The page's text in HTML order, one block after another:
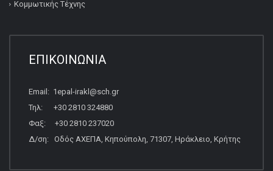
Κομμωτικής Τέχνης
ΕΠΙΚΟΙΝΩΝΙΑ
Email: 1epal-irakl@sch.gr
Τηλ: +30 2810 324880
Φαξ: +30 2810 237020
Δ/ση: Οδός ΑΧΕΠΑ, Κηπούπολη, 71307, Ηράκλειο, Κρήτης